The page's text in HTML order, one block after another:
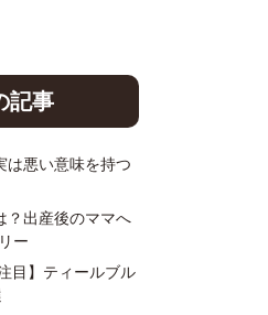
記事
は悪い意味を持つ
？出産後のママへ
ー
目】ティールブル